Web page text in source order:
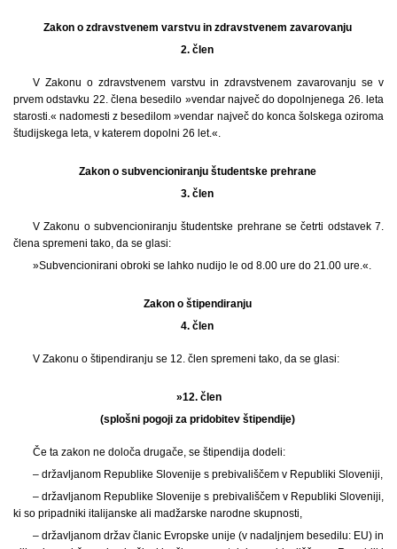
Zakon o zdravstvenem varstvu in zdravstvenem zavarovanju
2. člen
V Zakonu o zdravstvenem varstvu in zdravstvenem zavarovanju se v
prvem odstavku 22. člena besedilo »vendar največ do dopolnjenega 26. leta
starosti.« nadomesti z besedilom »vendar največ do konca šolskega oziroma
študijskega leta, v katerem dopolni 26 let.«.
Zakon o subvencioniranju študentske prehrane
3. člen
V Zakonu o subvencioniranju študentske prehrane se četrti odstavek 7.
člena spremeni tako, da se glasi:
»Subvencionirani obroki se lahko nudijo le od 8.00 ure do 21.00 ure.«.
Zakon o štipendiranju
4. člen
V Zakonu o štipendiranju se 12. člen spremeni tako, da se glasi:
»12. člen
(splošni pogoji za pridobitev štipendije)
Če ta zakon ne določa drugače, se štipendija dodeli:
– državljanom Republike Slovenije s prebivališčem v Republiki Sloveniji,
– državljanom Republike Slovenije s prebivališčem v Republiki Sloveniji,
ki so pripadniki italijanske ali madžarske narodne skupnosti,
– državljanom držav članic Evropske unije (v nadaljnjem besedilu: EU) in